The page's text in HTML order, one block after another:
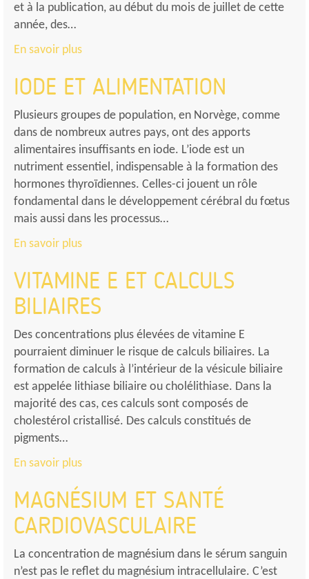
et à la publication, au début du mois de juillet de cette
année, des…
En savoir plus
IODE ET ALIMENTATION
Plusieurs groupes de population, en Norvège, comme
dans de nombreux autres pays, ont des apports
alimentaires insuffisants en iode. L’iode est un
nutriment essentiel, indispensable à la formation des
hormones thyroïdiennes. Celles-ci jouent un rôle
fondamental dans le développement cérébral du fœtus
mais aussi dans les processus…
En savoir plus
VITAMINE E ET CALCULS
BILIAIRES
Des concentrations plus élevées de vitamine E
pourraient diminuer le risque de calculs biliaires. La
formation de calculs à l’intérieur de la vésicule biliaire
est appelée lithiase biliaire ou cholélithiase. Dans la
majorité des cas, ces calculs sont composés de
cholestérol cristallisé. Des calculs constitués de
pigments…
En savoir plus
MAGNÉSIUM ET SANTÉ
CARDIOVASCULAIRE
La concentration de magnésium dans le sérum sanguin
n’est pas le reflet du magnésium intracellulaire. C’est